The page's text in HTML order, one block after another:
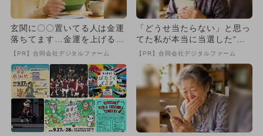
玄関に〇〇置いてる人は金運
落ちてます…金運を上げる方
法とは
【PR】合同会社デジタルファーム
「どうせ当たらない」と思っ
てた私が本当に当選した“買
い方”がこれ
【PR】合同会社デジタルファーム